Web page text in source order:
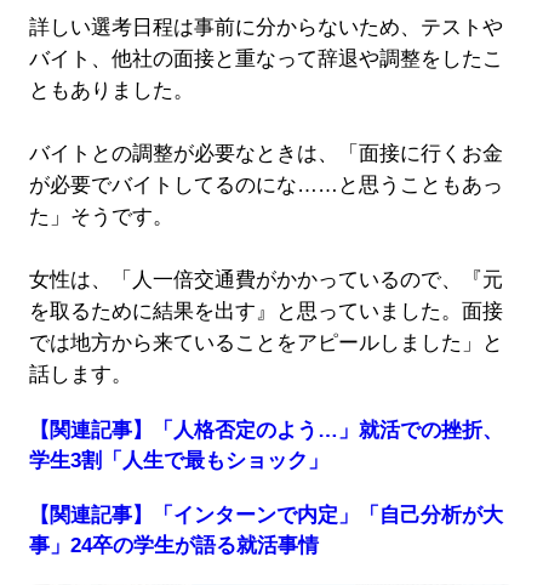
詳しい選考日程は事前に分からないため、テストや
バイト、他社の面接と重なって辞退や調整をしたこ
ともありました。
バイトとの調整が必要なときは、「面接に行くお金
が必要でバイトしてるのにな……と思うこともあっ
た」そうです。
女性は、「人一倍交通費がかかっているので、『元
を取るために結果を出す』と思っていました。面接
では地方から来ていることをアピールしました」と
話します。
【関連記事】「人格否定のよう…」就活での挫折、
学生3割「人生で最もショック」
【関連記事】「インターンで内定」「自己分析が大
事」24卒の学生が語る就活事情